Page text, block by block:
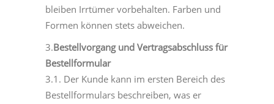
bleiben Irrtümer vorbehalten. Farben und
Formen können stets abweichen.
3.Bestellvorgang und Vertragsabschluss für
Bestellformular
3.1. Der Kunde kann im ersten Bereich des
Bestellformulars beschreiben, was er